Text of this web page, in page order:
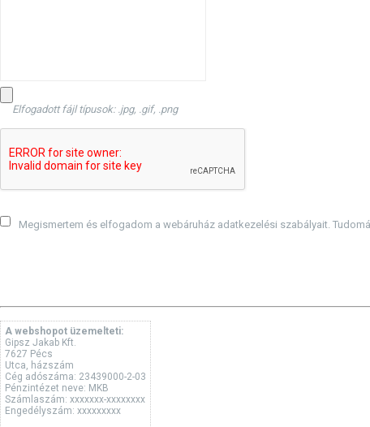
Elfogadott fájl típusok: .jpg, .gif, .png
Megismertem és elfogadom a webáruház adatkezelési szabályait.
A webshopot üzemelteti:
Gipsz Jakab Kft.
7627 Pécs
Utca, házszám
Cég adószáma: 23439000-2-03
Pénzintézet neve: MKB
Számlaszám: xxxxxxx-xxxxxxxx
Engedélyszám: xxxxxxxxx